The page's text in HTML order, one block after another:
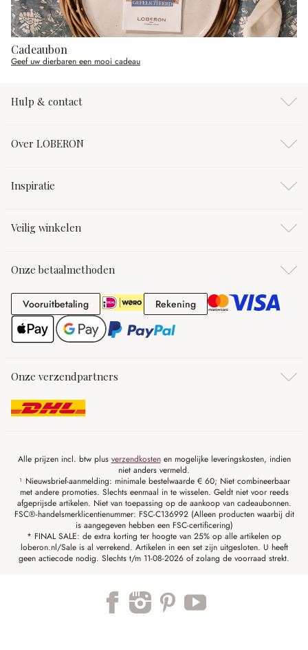
Cadeaubon
Geef uw dierbaren een mooi cadeau
Hulp & contact
Over LOBERON
Inspiratie
Veilig winkelen
Onze betaalmethoden
VooruitbetalingVooruitbetaling RekeningRekening
Onze verzendpartners
Alle prijzen incl. btw plus verzendkostenen mogelijke leveringskosten, indien
niet anders vermeld.
¹ Nieuwsbrief-aanmelding: minimale bestelwaarde € 60; Niet combineerbaar
met andere promoties. Slechts eenmaal in te wisselen. Geldt niet voor reeds
afgeprijsde artikelen. Niet van toepassing op de aankoop van cadeaubonnen.
FSC®-handelsmerklicentienummer: FSC-C136992 (Alleen producten waarbij dit
is aangegeven hebben een FSC-certificering)
* FINAL SALE: de extra korting ter hoogte van 25% op alle artikelen op
loberon.nl/Sale is al verrekend. Artikelen in een set zijn uitgesloten. U heeft
geen actiecode nodig. Slechts t/m 11-08-2026 of zolang de voorraad strekt.